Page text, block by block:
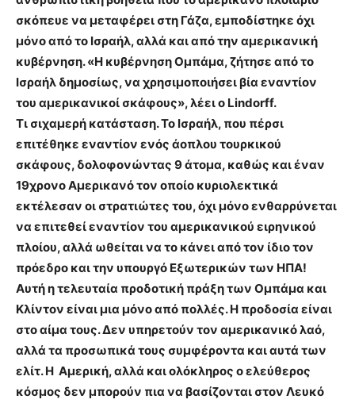
σκόπευε να μεταφέρει στη Γάζα, εμποδίστηκε όχι
μόνο από το Ισραήλ, αλλά και από την αμερικανική
κυβέρνηση. «Η κυβέρνηση Ομπάμα, ζήτησε από το
Ισραήλ δημοσίως, να χρησιμοποιήσει βία εναντίον
του αμερικανικοί σκάφους», λέει ο Lindorff.
Τι σιχαμερή κατάσταση. Το Ισραήλ, που πέρσι
επιτέθηκε εναντίον ενός άοπλου τουρκικού
σκάφους, δολοφονώντας 9 άτομα, καθώς και έναν
19χρονο Αμερικανό τον οποίο κυριολεκτικά
εκτέλεσαν οι στρατιώτες του, όχι μόνο ενθαρρύνεται
να επιτεθεί εναντίον του αμερικανικού ειρηνικού
πλοίου, αλλά ωθείται να το κάνει από τον ίδιο τον
πρόεδρο και την υπουργό Εξωτερικών των ΗΠΑ!
Αυτή η τελευταία προδοτική πράξη των Ομπάμα και
Κλίντον είναι μια μόνο από πολλές. Η προδοσία είναι
στο αίμα τους. Δεν υπηρετούν τον αμερικανικό λαό,
αλλά τα προσωπικά τους συμφέροντα και αυτά των
ελίτ. Η Αμερική, αλλά και ολόκληρος ο ελεύθερος
κόσμος δεν μπορούν πια να βασίζονται στον Λευκό